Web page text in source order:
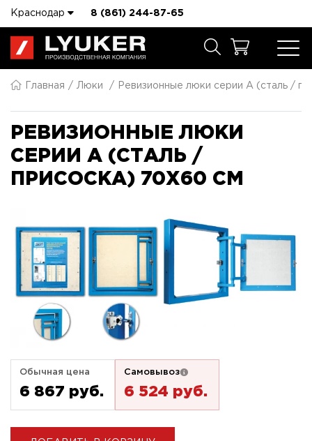
Краснодар 8 (861) 244-87-65
Главная Люки Ревизионные люки серии A (сталь /
РЕВИЗИОННЫЕ ЛЮКИ
СЕРИИ A (СТАЛЬ /
ПРИСОСКА) 70X60 СМ
Обычная цена
6 867 pуб.
Самовывоз
6 524 pуб.